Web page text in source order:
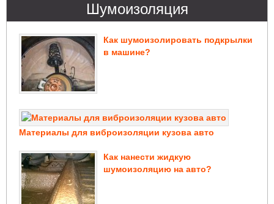
Шумоизоляция
Как шумоизолировать подкрылки
в машине?
Материалы для виброизоляции кузова авто
Как нанести жидкую
шумоизоляцию на авто?